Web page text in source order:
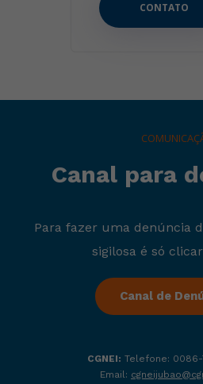
CONTATO
Canal para
Para fazer uma denúncia
sigilosa é só
Canal de
CGNEI: Telefone: 0086-
Email: